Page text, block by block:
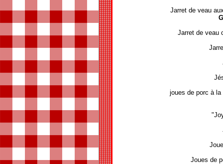
Jarret de veau
Jarret de
joues de porc à
Joues de